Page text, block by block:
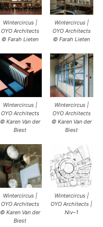
Wintercircus |
OYO Architects
© Farah Lieten
Wintercircus |
OYO Architects
© Farah Lieten
Wintercircus |
OYO Architects
© Karen Van der
Biest
Wintercircus |
OYO Architects
© Karen Van der
Biest
Wintercircus |
OYO Architects
© Karen Van der
Biest
Wintercircus |
OYO Architects |
Niv–1